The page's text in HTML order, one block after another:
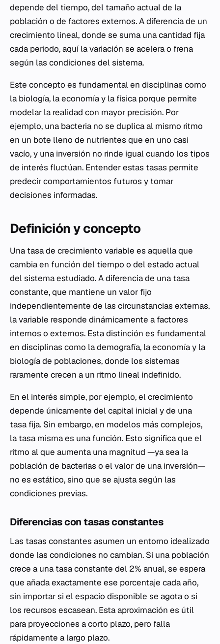
depende del tiempo, del tamaño actual de la
población o de factores externos. A diferencia de un
crecimiento lineal, donde se suma una cantidad fija
cada periodo, aquí la variación se acelera o frena
según las condiciones del sistema.
Este concepto es fundamental en disciplinas como
la biología, la economía y la física porque permite
modelar la realidad con mayor precisión. Por
ejemplo, una bacteria no se duplica al mismo ritmo
en un bote lleno de nutrientes que en uno casi
vacío, y una inversión no rinde igual cuando los tipos
de interés fluctúan. Entender estas tasas permite
predecir comportamientos futuros y tomar
decisiones informadas.
Definición y concepto
Una tasa de crecimiento variable es aquella que
cambia en función del tiempo o del estado actual
del sistema estudiado. A diferencia de una tasa
constante, que mantiene un valor fijo
independientemente de las circunstancias externas,
la variable responde dinámicamente a factores
internos o externos. Esta distinción es fundamental
en disciplinas como la demografía, la economía y la
biología de poblaciones, donde los sistemas
raramente crecen a un ritmo lineal indefinido.
En el interés simple, por ejemplo, el crecimiento
depende únicamente del capital inicial y de una
tasa fija. Sin embargo, en modelos más complejos,
la tasa misma es una función. Esto significa que el
ritmo al que aumenta una magnitud —ya sea la
población de bacterias o el valor de una inversión—
no es estático, sino que se ajusta según las
condiciones previas.
Diferencias con tasas constantes
Las tasas constantes asumen un entorno idealizado
donde las condiciones no cambian. Si una población
crece a una tasa constante del 2% anual, se espera
que añada exactamente ese porcentaje cada año,
sin importar si el espacio disponible se agota o si
los recursos escasean. Esta aproximación es útil
para proyecciones a corto plazo, pero falla
rápidamente a largo plazo.